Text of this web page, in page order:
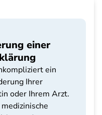
einer
ein
Ihrer
oder Ihrem Arzt.